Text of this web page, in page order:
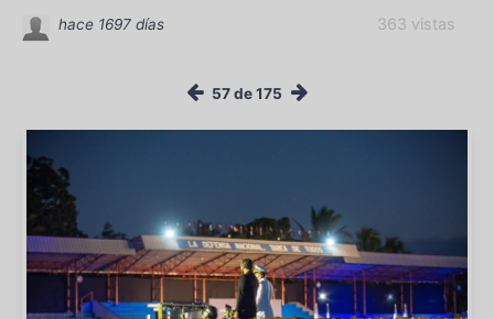
363 vistas
hace 1697 días
57 de 175